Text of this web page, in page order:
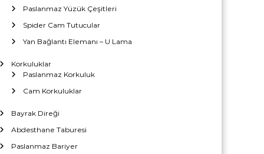
Paslanmaz Yüzük Çeşitleri
Spider Cam Tutucular
Yan Bağlantı Elemanı – U Lama
Korkuluklar
Paslanmaz Korkuluk
Cam Korkuluklar
Bayrak Direği
Abdesthane Taburesi
Paslanmaz Bariyer